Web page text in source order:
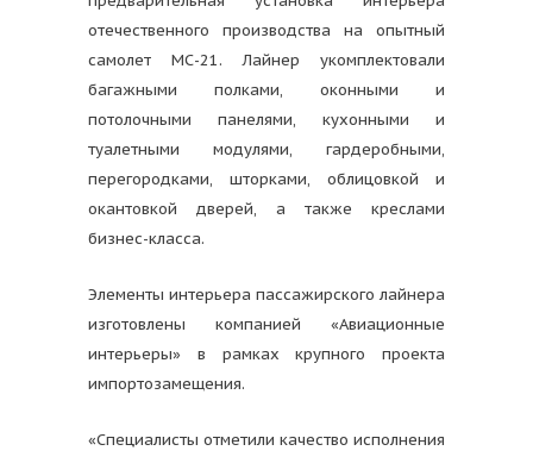
отечественного производства на опытный
самолет МС-21. Лайнер укомплектовали
багажными полками, оконными и
потолочными панелями, кухонными и
туалетными модулями, гардеробными,
перегородками, шторками, облицовкой и
окантовкой дверей, а также креслами
бизнес-класса.
Элементы интерьера пассажирского лайнера
изготовлены компанией «Авиационные
интерьеры» в рамках крупного проекта
импортозамещения.
«Специалисты отметили качество исполнения